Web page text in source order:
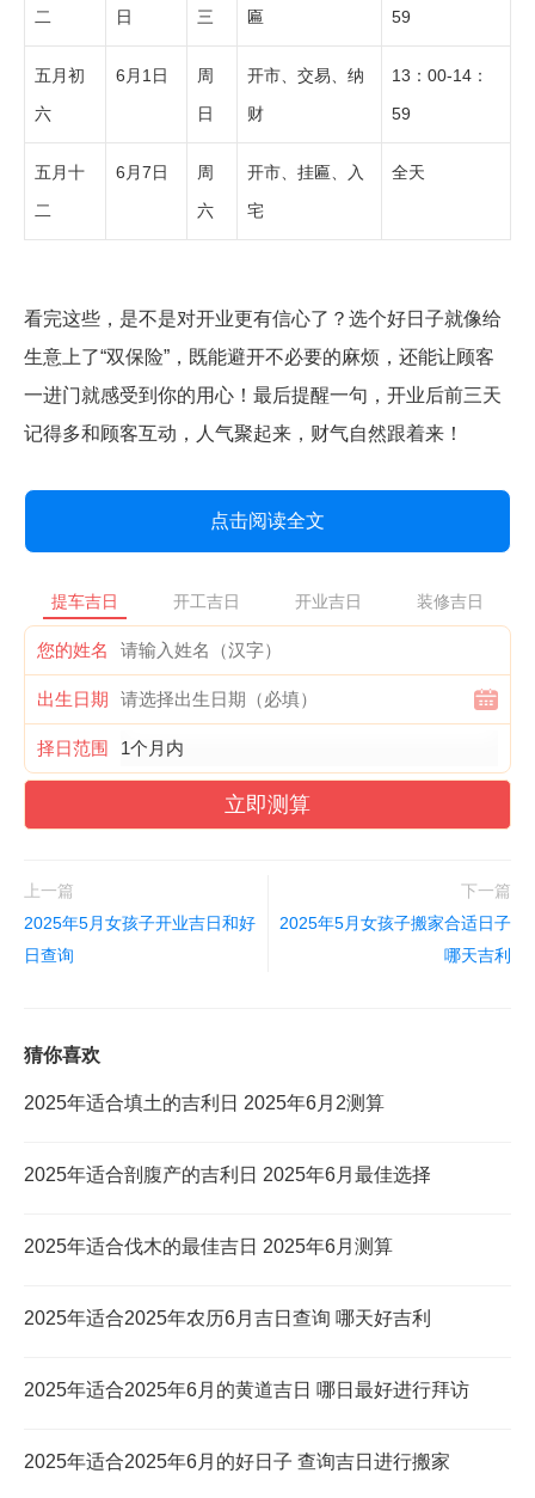
二
日
三
匾
59
五月初
六
6月1日
周
日
开市、交易、纳
财
13：00-14：
59
五月十
二
6月7日
周
六
开市、挂匾、入
宅
全天
看完这些，是不是对开业更有信心了？选个好日子就像给
生意上了“双保险”，既能避开不必要的麻烦，还能让顾客
一进门就感受到你的用心！最后提醒一句，开业后前三天
记得多和顾客互动，人气聚起来，财气自然跟着来！
点击阅读全文
提车吉日 开工吉日 开业吉日 装修吉日
您的姓名
出生日期
择日范围
立即测算
上一篇
2025年5月女孩子开业吉日和好
日查询
下一篇
2025年5月女孩子搬家合适日子
哪天吉利
猜你喜欢
2025年适合填土的吉利日 2025年6月2测算
2025年适合剖腹产的吉利日 2025年6月最佳选择
2025年适合伐木的最佳吉日 2025年6月测算
2025年适合2025年农历6月吉日查询 哪天好吉利
2025年适合2025年6月的黄道吉日 哪日最好进行拜访
2025年适合2025年6月的好日子 查询吉日进行搬家